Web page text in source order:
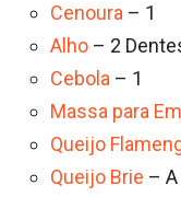
Cenoura – 1
Alho – 2
Cebola – 1
Massa para
Queijo
Queijo Brie –